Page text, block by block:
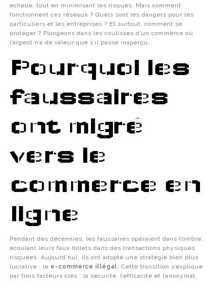
échelle, tout en minimisant les risques. Mais comment
fonctionnent ces réseaux ? Quels sont les dangers pour les
particuliers et les entreprises ? Et surtout, comment se
protéger ? Plongeons dans les coulisses d’un commerce où
l’argent n’a de valeur que s’il passe inaperçu.
Pourquoi les
faussaires
ont migré
vers le
commerce en
ligne
Pendant des décennies, les faussaires opéraient dans l’ombre,
écoulant leurs faux billets dans des transactions physiques
risquées. Aujourd’hui, ils ont adopté une stratégie bien plus
lucrative : le e-commerce illégal. Cette transition s’explique
par trois facteurs clés : la sécurité, l’efficacité et l’anonymat.